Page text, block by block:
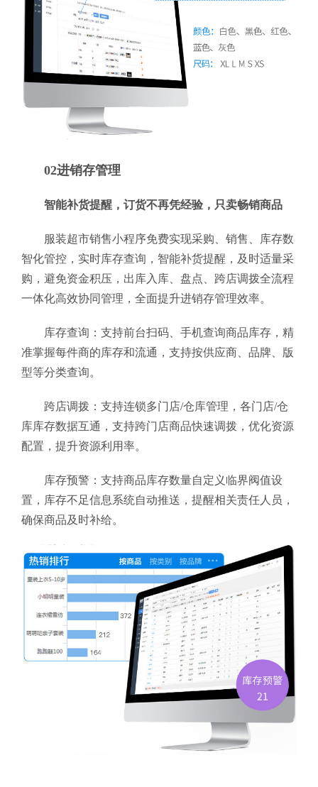
02进销存管理
智能补货提醒，订货不再凭经验，只卖畅销商品
服装超市销售小程序免费实现采购、销售、库存数
智化管控，实时库存查询，智能补货提醒，及时适量采
购，避免资金积压，出库入库、盘点、跨店调拨全流程
一体化高效协同管理，全面提升进销存管理效率。
库存查询：支持前台扫码、手机查询商品库存，精
准掌握每件商的库存和流通，支持按供应商、品牌、版
型等分类查询。
跨店调拨：支持连锁多门店/仓库管理，各门店/仓
库库存数据互通，支持跨门店商品快速调拨，优化资源
配置，提升资源利用率。
库存预警：支持商品库存数量自定义临界阀值设
置，库存不足信息系统自动推送，提醒相关责任人员，
确保商品及时补给。